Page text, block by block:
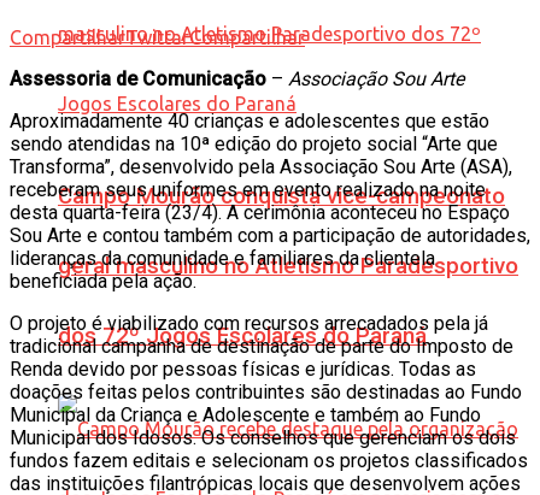
Campo Mourão conquista vice-campeonato
geral masculino no Atletismo Paradesportivo
dos 72º Jogos Escolares do Paraná
CompartilharTwittarCompartilhar
Assessoria de Comunicação – Associação Sou Arte
Aproximadamente 40 crianças e adolescentes que estão
sendo atendidas na 10ª edição do projeto social “Arte que
Transforma”, desenvolvido pela Associação Sou Arte (ASA),
receberam seus uniformes em evento realizado na noite
desta quarta-feira (23/4). A cerimônia aconteceu no Espaço
Sou Arte e contou também com a participação de autoridades,
lideranças da comunidade e familiares da clientela
beneficiada pela ação.
O projeto é viabilizado com recursos arrecadados pela já
tradicional campanha de destinação de parte do Imposto de
Renda devido por pessoas físicas e jurídicas. Todas as
doações feitas pelos contribuintes são destinadas ao Fundo
Municipal da Criança e Adolescente e também ao Fundo
Municipal dos Idosos. Os conselhos que gerenciam os dois
fundos fazem editais e selecionam os projetos classificados
das instituições filantrópicas locais que desenvolvem ações